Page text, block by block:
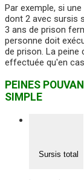
Par exemple, si
dont 2 avec sursis
3 ans de prison
personne doit
de prison. La peine
effectuée qu'en
PEINES
SIMPLE
Sursis total